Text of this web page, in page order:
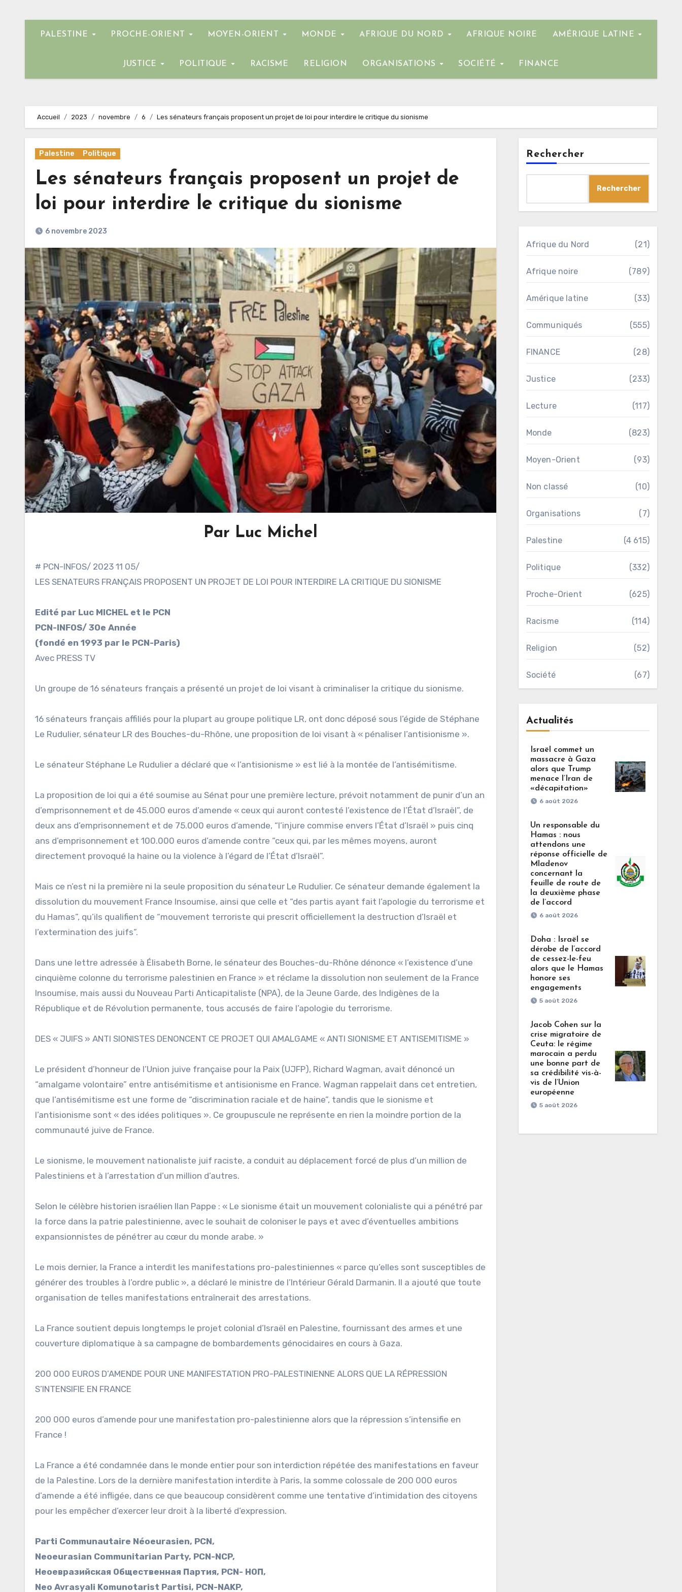
PALESTINE PROCHE-ORIENT MOYEN-ORIENT MONDE AFRIQUE DU NORD AFRIQUE NOIRE AMÉRIQUE LATINE
JUSTICE POLITIQUE RACISME RELIGION ORGANISATIONS SOCIÉTÉ FINANCE
Accueil 2023 novembre 6 Les sénateurs français proposent un projet de loi pour interdire le critique du sionisme
Palestine Politique
Les sénateurs français proposent un projet de
loi pour interdire le critique du sionisme
6 novembre 2023
Par Luc Michel
# PCN-INFOS/ 2023 11 05/
LES SENATEURS FRANÇAIS PROPOSENT UN PROJET DE LOI POUR INTERDIRE LA CRITIQUE DU SIONISME
Edité par Luc MICHEL et le PCN
PCN-INFOS/ 30e Année
(fondé en 1993 par le PCN-Paris)
Avec PRESS TV
Un groupe de 16 sénateurs français a présenté un projet de loi visant à criminaliser la critique du sionisme.
16 sénateurs français affiliés pour la plupart au groupe politique LR, ont donc déposé sous l’égide de Stéphane
Le Rudulier, sénateur LR des Bouches-du-Rhône, une proposition de loi visant à « pénaliser l’antisionisme ».
Le sénateur Stéphane Le Rudulier a déclaré que « l’antisionisme » est lié à la montée de l’antisémitisme.
La proposition de loi qui a été soumise au Sénat pour une première lecture, prévoit notamment de punir d’un an
d’emprisonnement et de 45.000 euros d’amende « ceux qui auront contesté l’existence de l’État d’Israël”, de
deux ans d’emprisonnement et de 75.000 euros d’amende, “l’injure commise envers l’État d’Israël » puis cinq
ans d’emprisonnement et 100.000 euros d’amende contre “ceux qui, par les mêmes moyens, auront
directement provoqué la haine ou la violence à l’égard de l’État d’Israël”.
Mais ce n’est ni la première ni la seule proposition du sénateur Le Rudulier. Ce sénateur demande également la
dissolution du mouvement France Insoumise, ainsi que celle et “des partis ayant fait l’apologie du terrorisme et
du Hamas”, qu’ils qualifient de “mouvement terroriste qui prescrit officiellement la destruction d’Israël et
l’extermination des juifs”.
Dans une lettre adressée à Élisabeth Borne, le sénateur des Bouches-du-Rhône dénonce « l’existence d’une
cinquième colonne du terrorisme palestinien en France » et réclame la dissolution non seulement de la France
Insoumise, mais aussi du Nouveau Parti Anticapitaliste (NPA), de la Jeune Garde, des Indigènes de la
République et de Révolution permanente, tous accusés de faire l’apologie du terrorisme.
DES « JUIFS » ANTI SIONISTES DENONCENT CE PROJET QUI AMALGAME « ANTI SIONISME ET ANTISEMITISME »
Le président d’honneur de l’Union juive française pour la Paix (UJFP), Richard Wagman, avait dénoncé un
“amalgame volontaire” entre antisémitisme et antisionisme en France. Wagman rappelait dans cet entretien,
que l’antisémitisme est une forme de “discrimination raciale et de haine”, tandis que le sionisme et
l’antisionisme sont « des idées politiques ». Ce groupuscule ne représente en rien la moindre portion de la
communauté juive de France.
Le sionisme, le mouvement nationaliste juif raciste, a conduit au déplacement forcé de plus d’un million de
Palestiniens et à l’arrestation d’un million d’autres.
Selon le célèbre historien israélien Ilan Pappe : « Le sionisme était un mouvement colonialiste qui a pénétré par
la force dans la patrie palestinienne, avec le souhait de coloniser le pays et avec d’éventuelles ambitions
expansionnistes de pénétrer au cœur du monde arabe. »
Le mois dernier, la France a interdit les manifestations pro-palestiniennes « parce qu’elles sont susceptibles de
générer des troubles à l’ordre public », a déclaré le ministre de l’Intérieur Gérald Darmanin. Il a ajouté que toute
organisation de telles manifestations entraînerait des arrestations.
La France soutient depuis longtemps le projet colonial d’Israël en Palestine, fournissant des armes et une
couverture diplomatique à sa campagne de bombardements génocidaires en cours à Gaza.
200 000 EUROS D’AMENDE POUR UNE MANIFESTATION PRO-PALESTINIENNE ALORS QUE LA RÉPRESSION
S’INTENSIFIE EN FRANCE
200 000 euros d’amende pour une manifestation pro-palestinienne alors que la répression s’intensifie en
France !
La France a été condamnée dans le monde entier pour son interdiction répétée des manifestations en faveur
de la Palestine. Lors de la dernière manifestation interdite à Paris, la somme colossale de 200 000 euros
d’amende a été infligée, dans ce que beaucoup considèrent comme une tentative d’intimidation des citoyens
pour les empêcher d’exercer leur droit à la liberté d’expression.
Parti Communautaire Néoeurasien, PCN,
Neoeurasian Communitarian Party, PCN-NCP,
Неоевразийская Общественная Партия, PCN- НОП,
Neo Avrasyali Komunotarist Partisi, PCN-NAKP,
Rechercher
Rechercher
Afrique du Nord (21)
Afrique noire (789)
Amérique latine (33)
Communiqués (555)
FINANCE (28)
Justice (233)
Lecture (117)
Monde (823)
Moyen-Orient (93)
Non classé (10)
Organisations (7)
Palestine (4 615)
Politique (332)
Proche-Orient (625)
Racisme (114)
Religion (52)
Société (67)
Actualités
Israël commet un
massacre à Gaza
alors que Trump
menace l’Iran de
«décapitation»
6 août 2026
Un responsable du
Hamas : nous
attendons une
réponse officielle de
Mladenov
concernant la
feuille de route de
la deuxième phase
de l’accord
6 août 2026
Doha : Israël se
dérobe de l’accord
de cessez-le-feu
alors que le Hamas
honore ses
engagements
5 août 2026
Jacob Cohen sur la
crise migratoire de
Ceuta: le régime
marocain a perdu
une bonne part de
sa crédibilité vis-à-
vis de l’Union
européenne
5 août 2026